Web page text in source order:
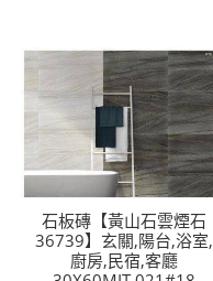
石板磚【黃山石雲煙石
36739】玄關,陽台,浴室,
廚房,民宿,客廳